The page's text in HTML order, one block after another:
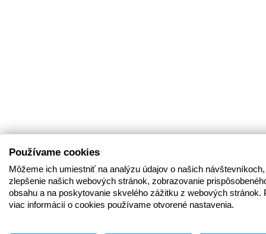
Používame cookies
Môžeme ich umiestniť na analýzu údajov o našich
zlepšenie našich webových stránok, zobrazovanie
obsahu a na poskytovanie skvelého zážitku z webových stránok.
viac informácií o cookies používame otvorené nastavenia.